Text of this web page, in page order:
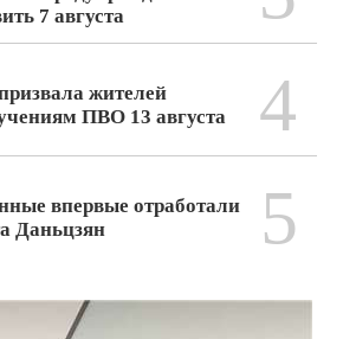
7 августа
жителей
ПВО 13 августа
4
впервые отработали
Даньцзян
5